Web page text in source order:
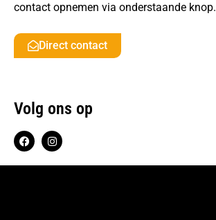
contact opnemen via onderstaande knop.
Direct contact
Volg ons op